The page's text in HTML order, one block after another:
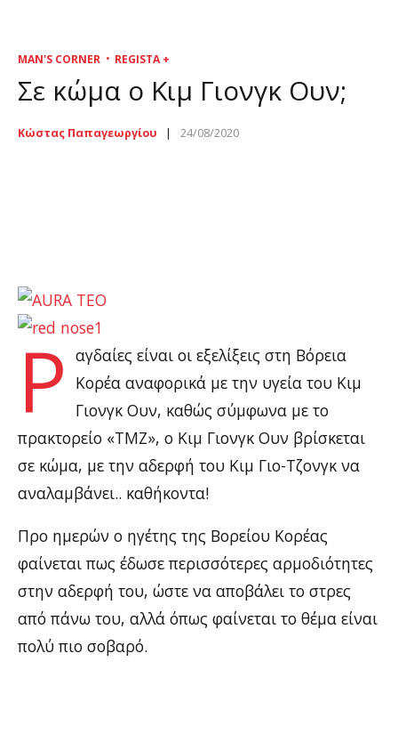
MAN'S CORNER REGISTA +
Σε κώμα ο Κιμ Γιονγκ Ουν;
Κώστας Παπαγεωργίου 24/08/2020
Ρ αγδαίες είναι οι εξελίξεις στη Βόρεια
Κορέα αναφορικά με την υγεία του Κιμ
Γιονγκ Ουν, καθώς σύμφωνα με το
πρακτορείο «TMZ», ο Κιμ Γιονγκ Ουν βρίσκεται
σε κώμα, με την αδερφή του Κιμ Γιο-Τζονγκ να
αναλαμβάνει.. καθήκοντα!
Προ ημερών ο ηγέτης της Βορείου Κορέας
φαίνεται πως έδωσε περισσότερες αρμοδιότητες
στην αδερφή του, ώστε να αποβάλει το στρες
από πάνω του, αλλά όπως φαίνεται το θέμα είναι
πολύ πιο σοβαρό.